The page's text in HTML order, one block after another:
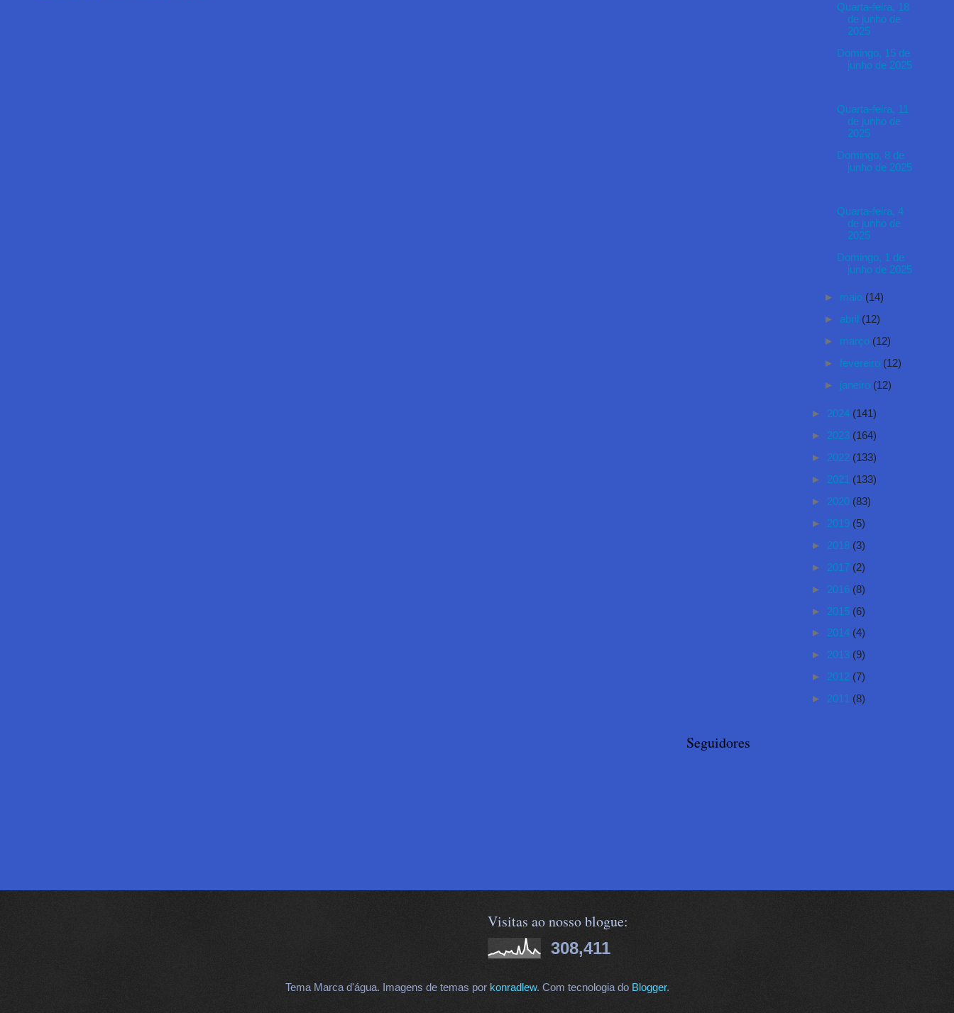
Quarta-feira, 18
de junho de
2025
Domingo, 15 de
junho de 2025
Quarta-feira, 11
de junho de
2025
Domingo, 8 de
junho de 2025
Quarta-feira, 4
de junho de
2025
Domingo, 1 de
junho de 2025
► maio (14)
► abril (12)
► março (12)
► fevereiro (12)
► janeiro (12)
► 2024 (141)
► 2023 (164)
► 2022 (133)
► 2021 (133)
► 2020 (83)
► 2019 (5)
► 2018 (3)
► 2017 (2)
► 2016 (8)
► 2015 (6)
► 2014 (4)
► 2013 (9)
► 2012 (7)
► 2011 (8)
Seguidores
Visitas ao nosso blogue:
308,411
Tema Marca d'água. Imagens de temas por konradlew. Com tecnologia do Blogger.